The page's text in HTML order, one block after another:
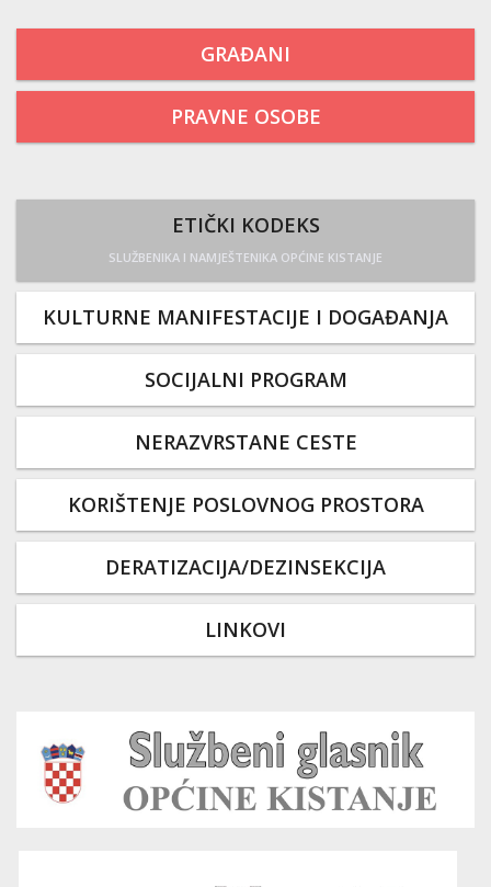
GRAĐANI
PRAVNE OSOBE
ETIČKI KODEKS
SLUŽBENIKA I NAMJEŠTENIKA OPĆINE KISTANJE
KULTURNE MANIFESTACIJE I DOGAĐANJA
SOCIJALNI PROGRAM
NERAZVRSTANE CESTE
KORIŠTENJE POSLOVNOG PROSTORA
DERATIZACIJA/DEZINSEKCIJA
LINKOVI